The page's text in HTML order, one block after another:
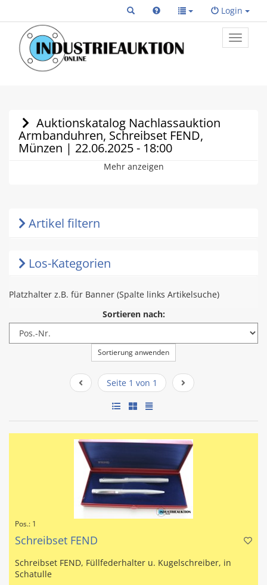
Login
Toggle
primary
Auktionskatalog Nachlassauktion
Armbanduhren, Schreibset FEND,
Münzen | 22.06.2025 - 18:00
Mehr anzeigen
Artikel filtern
Los-Kategorien
Platzhalter z.B. für Banner (Spalte links Artikelsuche)
Sortieren nach:
Sortierung anwenden
Seite 1 von 1
Pos.: 1
Schreibset FEND
Schreibset FEND, Füllfederhalter u. Kugelschreiber, in
Schatulle